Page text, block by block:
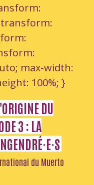
max-width:
100%; }
DU
3 : LA
du Muerto